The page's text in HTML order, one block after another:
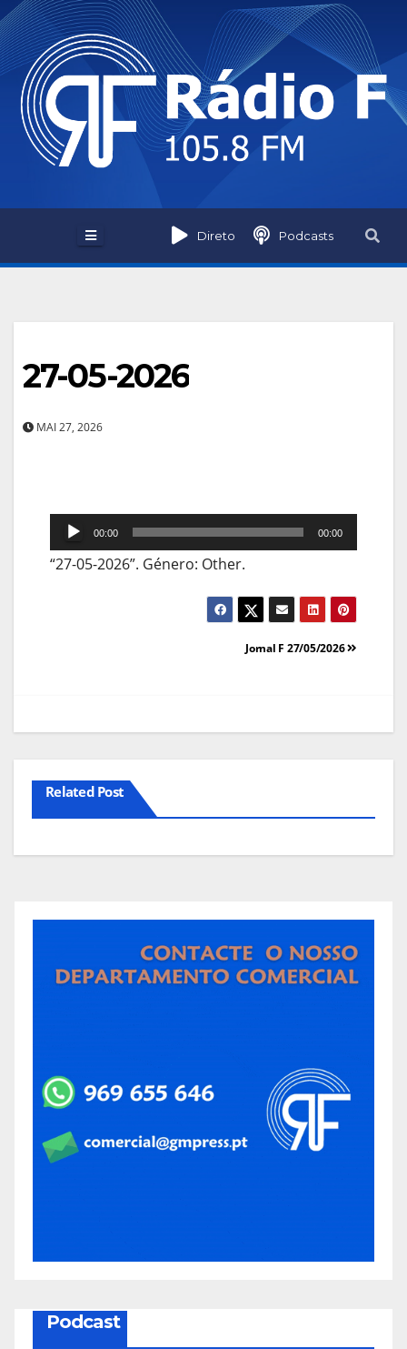
Skip
to
content
Direto Podcasts
27-05-2026
MAI 27, 2026
Reprodutor
de
00:00 00:00
“27-05-2026”. Género: Other.
Jornal F 27/05/2026
Related Post
Podcast